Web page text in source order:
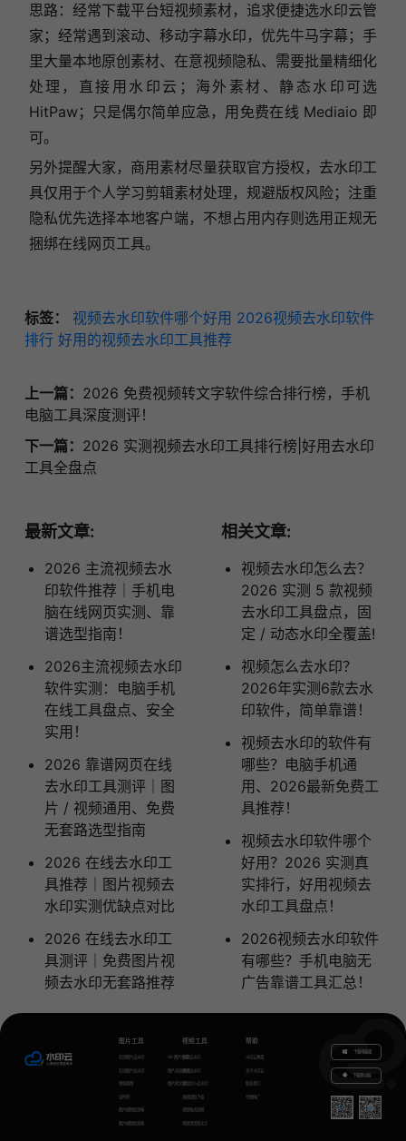
思路：经常下载平台短视频素材，追求便捷选水印云管
家；经常遇到滚动、移动字幕水印，优先牛马字幕；手
里大量本地原创素材、在意视频隐私、需要批量精细化
处理，直接用水印云；海外素材、静态水印可选
HitPaw；只是偶尔简单应急，用免费在线 Mediaio 即
可。
另外提醒大家，商用素材尽量获取官方授权，去水印工
具仅用于个人学习剪辑素材处理，规避版权风险；注重
隐私优先选择本地客户端，不想占用内存则选用正规无
捆绑在线网页工具。
标签： 视频去水印软件哪个好用 2026视频去水印软件
排行 好用的视频去水印工具推荐
上一篇： 2026 免费视频转文字软件综合排行榜，手机
电脑工具深度测评！
下一篇： 2026 实测视频去水印工具排行榜|好用去水印
工具全盘点
最新文章:
2026 主流视频去水
印软件推荐｜手机电
脑在线网页实测、靠
谱选型指南！
2026主流视频去水印
软件实测：电脑手机
在线工具盘点、安全
实用！
2026 靠谱网页在线
去水印工具测评｜图
片 / 视频通用、免费
无套路选型指南
2026 在线去水印工
具推荐｜图片视频去
水印实测优缺点对比
2026 在线去水印工
具测评｜免费图片视
频去水印无套路推荐
相关文章:
视频去水印怎么去？
2026 实测 5 款视频
去水印工具盘点，固
定 / 动态水印全覆盖!
视频怎么去水印？
2026年实测6款去水
印软件，简单靠谱！
视频去水印的软件有
哪些？电脑手机通
用、2026最新免费工
具推荐！
视频去水印软件哪个
好用？2026 实测真
实排行，好用视频去
水印工具盘点！
2026视频去水印软件
有哪些？手机电脑无
广告靠谱工具汇总！
图片工具
在线图片去水印
在线图片加水印
智能抠图
证件照
图片模糊变清晰
图片模糊变清晰
GIF图片生成
图片无损放大
图片转文字
视频工具
视频去水印
视频加水印
视频怎么去水印
视频提取下载
视频格式转换
视频语音转文字
帮助
水印云教程
关于水印云
联系我们
代理推广
下载电脑版
下载移动端